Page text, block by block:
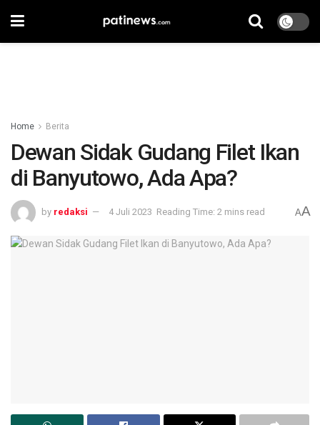
Home Berita
Dewan Sidak Gudang Filet Ikan
di Banyutowo, Ada Apa?
by redaksi 4 Juli 2023 Reading Time: 2 mins read AA